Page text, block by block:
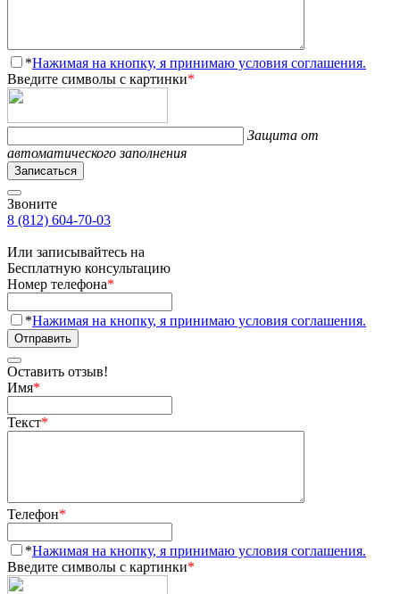
*Нажимая на кнопку, я принимаю условия соглашения.
Введите символы с картинки*
Защита от
автоматического заполнения
Записаться
Звоните
8 (812) 604-70-03
Или записывайтесь на
Бесплатную консультацию
Номер телефона*
*Нажимая на кнопку, я принимаю условия соглашения.
Отправить
Оставить отзыв!
Имя*
Текст*
Телефон*
*Нажимая на кнопку, я принимаю условия соглашения.
Введите символы с картинки*